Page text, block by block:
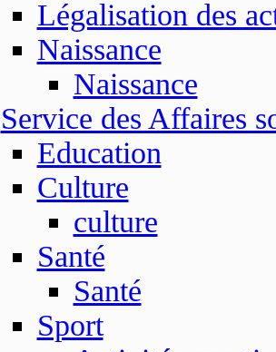
Légalisation des
Naissance
Naissance
Service des Affaires
Education
Culture
culture
Santé
Santé
Sport